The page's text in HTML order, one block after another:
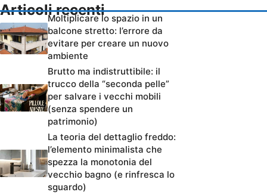
Articoli recenti
Moltiplicare lo spazio in un
balcone stretto: l’errore da
evitare per creare un nuovo
ambiente
Brutto ma indistruttibile: il
trucco della “seconda pelle”
per salvare i vecchi mobili
(senza spendere un
patrimonio)
La teoria del dettaglio freddo:
l’elemento minimalista che
spezza la monotonia del
vecchio bagno (e rinfresca lo
sguardo)